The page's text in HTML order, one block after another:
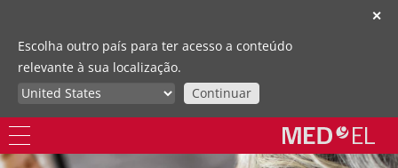
✕
Escolha outro país para ter acesso a conteúdo
relevante à sua localização.
Continuar